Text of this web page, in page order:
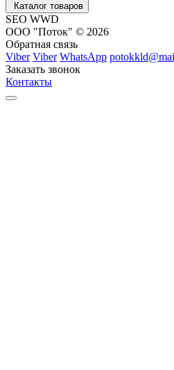
Каталог товаров
SEO WWD
ООО "Поток" © 2026
Обратная связь
Viber Viber WhatsApp
Заказать звонок
Контакты